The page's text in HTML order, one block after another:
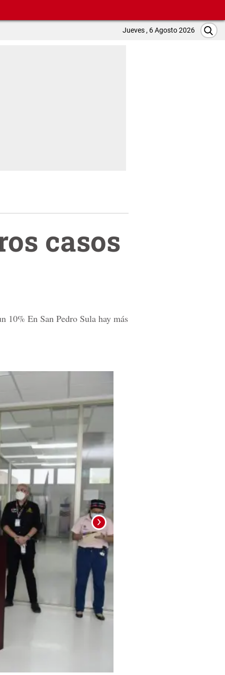
Jueves , 6 Agosto 2026
casos
10% En San Pedro Sula hay más